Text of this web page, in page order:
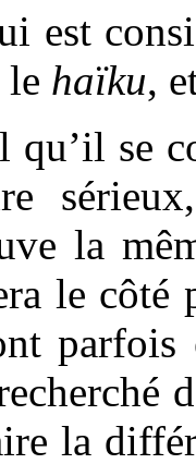
est
haïku,
qu’il se
la
le côté
parfois
la